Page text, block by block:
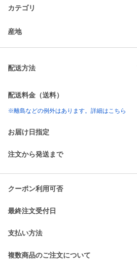
カテゴリ
産地
配送方法
配送料金（送料）
※離島などの例外はあります。詳細はこちら
お届け日指定
注文から発送まで
クーポン利用可否
最終注文受付日
支払い方法
複数商品のご注文について